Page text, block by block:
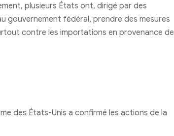
plusieurs États ont, dirigé par des
gouvernement fédéral, prendre des mesures
contre les importations en provenance de
des États-Unis a confirmé les actions de la